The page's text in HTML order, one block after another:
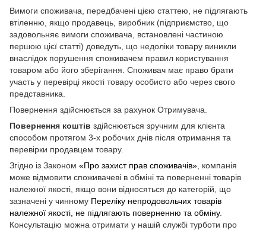
Вимоги споживача, передбачені цією статтею, не підлягають
втіленню, якщо продавець, виробник (підприємство, що
задовольняє вимоги споживача, встановлені частиною
першою цієї статті) доведуть, що недоліки товару виникли
внаслідок порушення споживачем правил користування
товаром або його зберігання. Споживач має право брати
участь у перевірці якості товару особисто або через свого
представника.
Повернення здійснюється за рахунок Отримувача.
Повернення коштів здійснюється зручним для клієнта
способом протягом 3-х робочих днів після отримання та
перевірки продавцем товару.
Згідно із Законом «Про захист прав споживачів» , компанія
може відмовити споживачеві в обміні та поверненні товарів
належної якості, якщо вони відносяться до категорій, що
зазначені у чинному Переліку непродовольчих товарів
належної якості, не підлягають поверненню та обміну.
Консультацію можна отримати у нашій службі турботи про